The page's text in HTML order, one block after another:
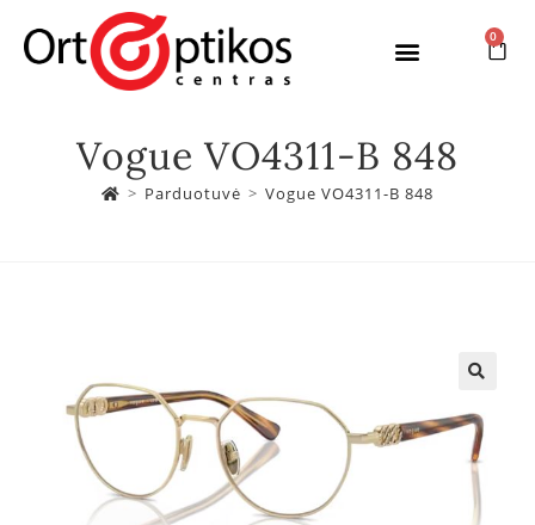
0
Vogue VO4311-B 848
> Parduotuvė > Vogue VO4311-B 848